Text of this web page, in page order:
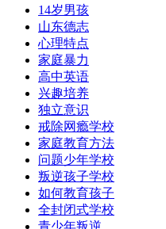
14岁男孩
山东德志
心理特点
家庭暴力
高中英语
兴趣培养
独立意识
戒除网瘾学校
家庭教育方法
问题少年学校
叛逆孩子学校
如何教育孩子
全封闭式学校
青少年叛逆